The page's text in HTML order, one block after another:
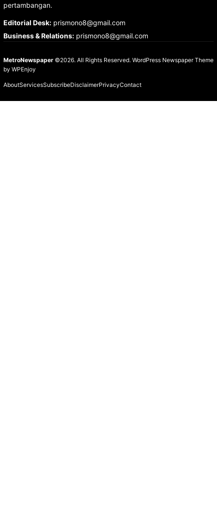
pertambangan.
Editorial Desk:prismono8@gmail.com
Business & Relations:prismono8@gmail.com
MetroNewspaper©2026. All Rights Reserved. WordPress Newspaper Theme
by WPEnjoy
AboutServicesSubscribeDisclaimerPrivacyContact